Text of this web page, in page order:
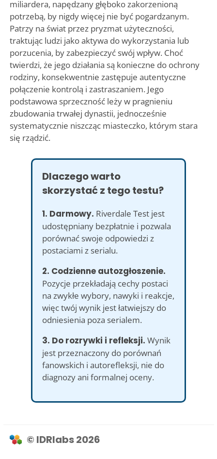
miliardera, napędzany głęboko zakorzenioną
potrzebą, by nigdy więcej nie być pogardzanym.
Patrzy na świat przez pryzmat użyteczności,
traktując ludzi jako aktywa do wykorzystania lub
porzucenia, by zabezpieczyć swój wpływ. Choć
twierdzi, że jego działania są konieczne do ochrony
rodziny, konsekwentnie zastępuje autentyczne
połączenie kontrolą i zastraszaniem. Jego
podstawowa sprzeczność leży w pragnieniu
zbudowania trwałej dynastii, jednocześnie
systematycznie niszcząc miasteczko, którym stara
się rządzić.
Dlaczego warto
skorzystać z tego testu?
1. Darmowy. Riverdale Test jest
udostępniany bezpłatnie i pozwala
porównać swoje odpowiedzi z
postaciami z serialu.
2. Codzienne autozgłoszenie.
Pozycje przekładają cechy postaci
na zwykłe wybory, nawyki i reakcje,
więc twój wynik jest łatwiejszy do
odniesienia poza serialem.
3. Do rozrywki i refleksji. Wynik
jest przeznaczony do porównań
fanowskich i autorefleksji, nie do
diagnozy ani formalnej oceny.
© IDRlabs 2026